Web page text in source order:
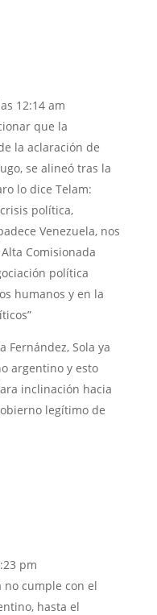
12:14 am
que la
la aclaración de
se alineó tras la
lo dice Telam:
política,
Venezuela, nos
Comisionada
política
humanos y en la
Fernández, Sola ya
argentino y esto
inclinación hacia
legítimo de
pm
no cumple con el
hasta el